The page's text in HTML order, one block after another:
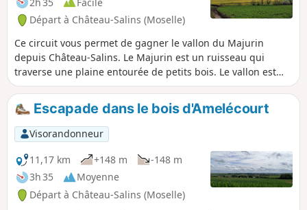
tunnel de verdure particulièrement
impressionnant.
Départ à Château-Salins (Moselle)
Ce circuit vous permet de gagner le vallon du Majurin
depuis Château-Salins. Le Majurin est un ruisseau qui
traverse une plaine entourée de petits bois. Le vallon est
tout proche de Coutures et de Château-Salins et vous avez
pourtant le sentiment de vous trouver en pleine nature, loin
de tout. La randonnée présente de très beaux panoramas.
Elle alterne agréablement des tronçons en pleine forêt et à
découvert. Ne présentant aucune difficulté, cette boucle est
idéale pour une sortie familiale.
Escapade dans le bois d'Amelécourt
Visorandonneur
11,17 km
+148 m
-148 m
3h 35
Moyenne
Départ à Château-Salins (Moselle)